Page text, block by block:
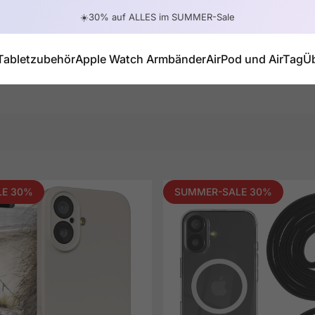
☀️30% auf ALLES im SUMMER-Sale
Apple Watch ArmbänderAirPod und AirTag
30% SUMMER-SALE 30%